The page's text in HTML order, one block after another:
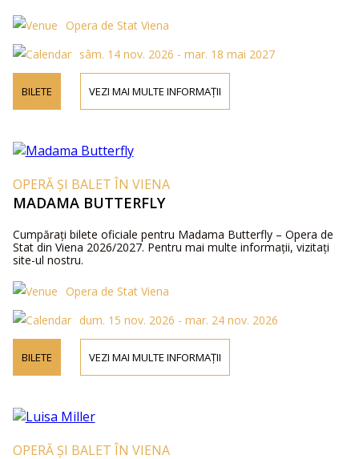
Opera de Stat Viena
sâm. 14 nov. 2026 - mar. 18 mai 2027
BILETE VEZI MAI MULTE INFORMAȚII
OPERĂ ȘI BALET ÎN VIENA
MADAMA BUTTERFLY
Cumpărați bilete oficiale pentru Madama Butterfly – Opera de
Stat din Viena 2026/2027. Pentru mai multe informații, vizitați
site-ul nostru.
Opera de Stat Viena
dum. 15 nov. 2026 - mar. 24 nov. 2026
BILETE VEZI MAI MULTE INFORMAȚII
OPERĂ ȘI BALET ÎN VIENA